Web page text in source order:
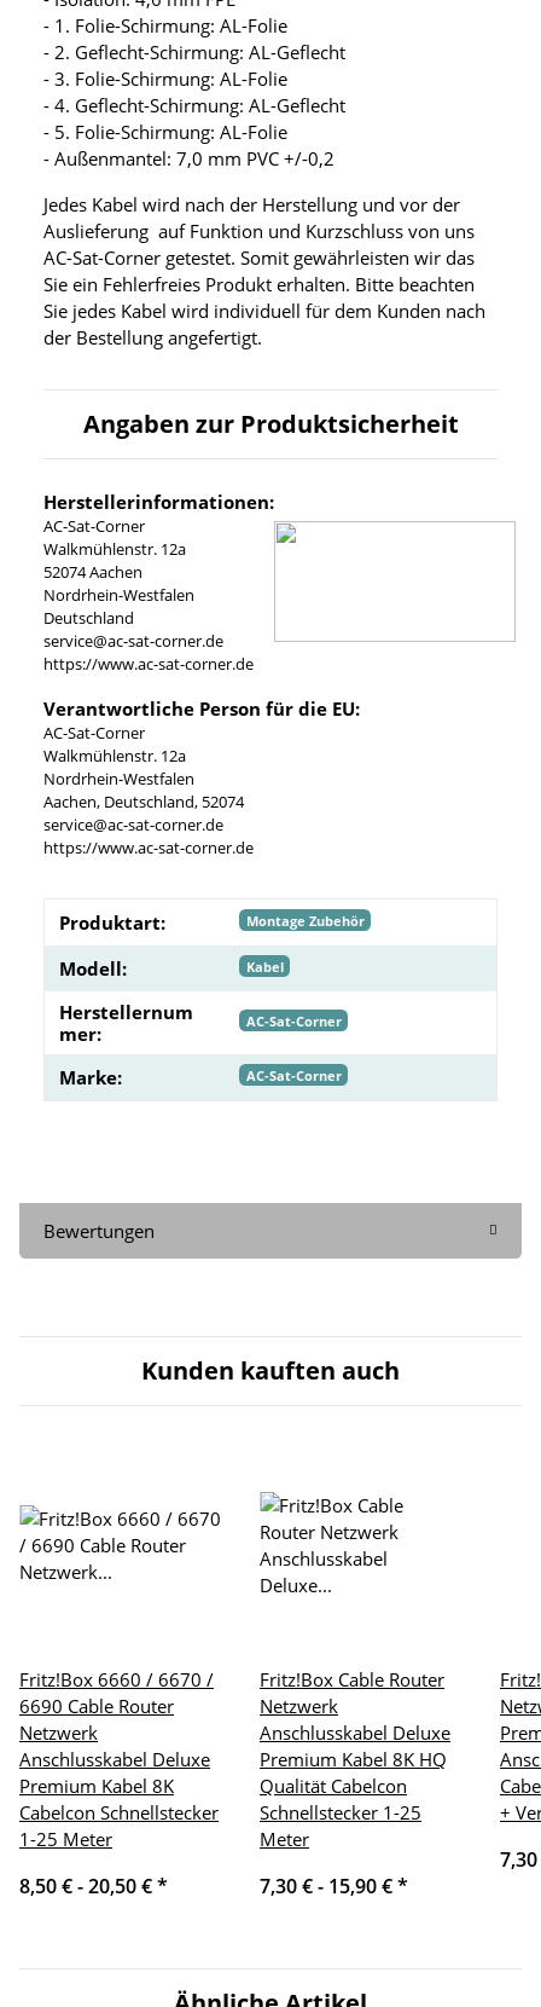
- 1. Folie-Schirmung: AL-Folie
- 2. Geflecht-Schirmung: AL-Geflecht
- 3. Folie-Schirmung: AL-Folie
- 4. Geflecht-Schirmung: AL-Geflecht
- 5. Folie-Schirmung: AL-Folie
- Außenmantel: 7,0 mm PVC +/-0,2
Jedes Kabel wird nach der Herstellung und vor der
Auslieferung auf Funktion und Kurzschluss von uns
AC-Sat-Corner getestet. Somit gewährleisten wir das
Sie ein Fehlerfreies Produkt erhalten. Bitte beachten
Sie jedes Kabel wird individuell für dem Kunden nach
der Bestellung angefertigt.
Angaben zur Produktsicherheit
Herstellerinformationen:
AC-Sat-Corner
Walkmühlenstr. 12a
52074 Aachen
Nordrhein-Westfalen
Deutschland
service@ac-sat-corner.de
https://www.ac-sat-corner.de
Verantwortliche Person für die EU:
AC-Sat-Corner
Walkmühlenstr. 12a
Nordrhein-Westfalen
Aachen, Deutschland, 52074
service@ac-sat-corner.de
https://www.ac-sat-corner.de
Produktart: Montage Zubehör
Modell: Kabel
Herstellernum
mer:
AC-Sat-Corner
Marke: AC-Sat-Corner
Bewertungen
Kunden kauften auch
Fritz!Box 6660 / 6670 /
6690 Cable Router
Netzwerk
Anschlusskabel Deluxe
Premium Kabel 8K
Cabelcon Schnellstecker
1-25 Meter
8,50 € -20,50 €*
Fritz!Box Cable Router
Netzwerk
Anschlusskabel Deluxe
Premium Kabel 8K HQ
Qualität Cabelcon
Schnellstecker 1-25
Meter
7,30 € - 15,90 €*
+